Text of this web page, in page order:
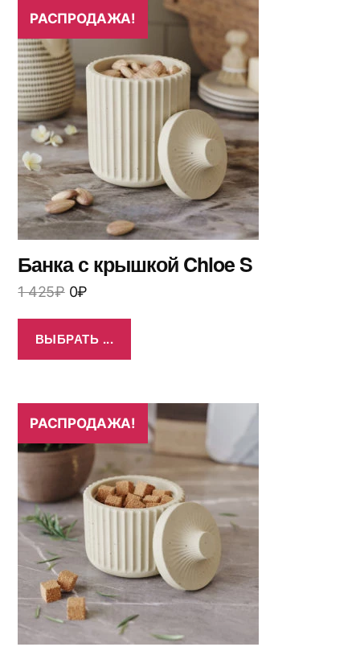
РАСПРОДАЖА!
Банка с крышкой Chloe S
1 425₽ 0₽
ВЫБРАТЬ ...
РАСПРОДАЖА!